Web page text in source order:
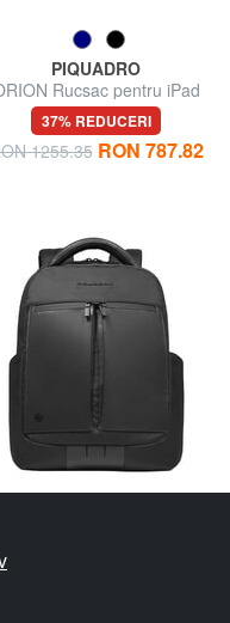
PIQUADRO
Rucsac pentru iPad
Pro 12,9"
37% REDUCERI
1255.35 RON 787.82